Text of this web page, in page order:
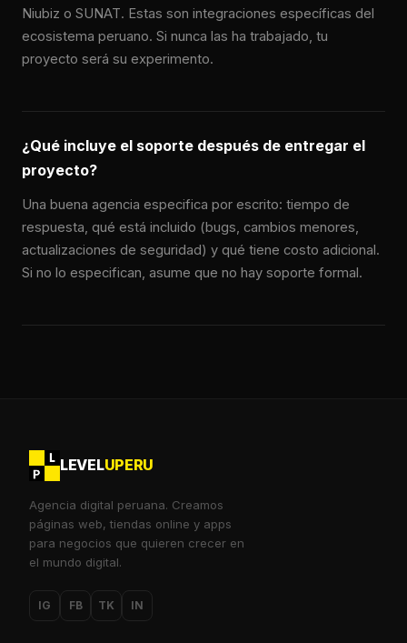
Niubiz o SUNAT. Estas son integraciones específicas del
ecosistema peruano. Si nunca las ha trabajado, tu
proyecto será su experimento.
¿Qué incluye el soporte después de entregar el
proyecto?
Una buena agencia especifica por escrito: tiempo de
respuesta, qué está incluido (bugs, cambios menores,
actualizaciones de seguridad) y qué tiene costo adicional.
Si no lo especifican, asume que no hay soporte formal.
LEVELUPERU
Agencia digital peruana. Creamos
páginas web, tiendas online y apps
para negocios que quieren crecer en
el mundo digital.
IG FB TK IN